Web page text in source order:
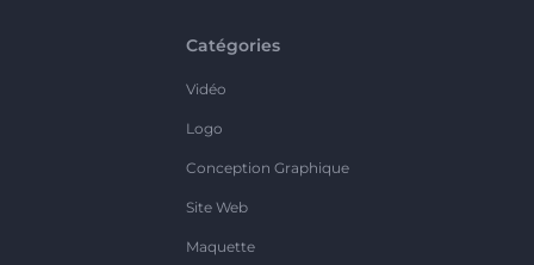
Catégories
Vidéo
Logo
Conception Graphique
Site Web
Maquette